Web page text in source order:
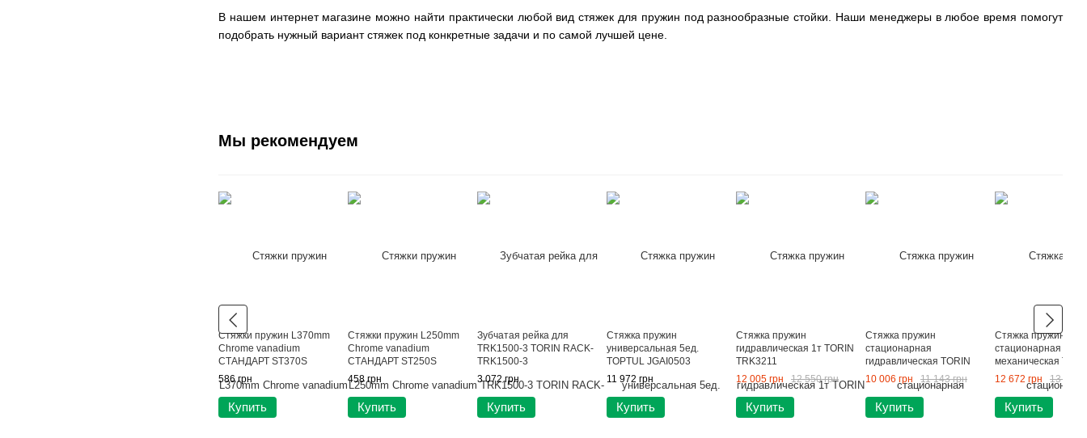
В нашем интернет магазине можно найти практически любой вид стяжек для пружин под разнообразные стойки. Наши менеджеры в любое время помогут
подобрать нужный вариант стяжек под конкретные задачи и по самой лучшей цене.
Мы рекомендуем
Стяжки пружин L370mm
Chrome vanadium
СТАНДАРТ ST370S
586 грн
Купить
Стяжки пружин L250mm
Chrome vanadium
СТАНДАРТ ST250S
458 грн
Купить
Зубчатая рейка для
TRK1500-3 TORIN RACK-
TRK1500-3
3 072 грн
Купить
Стяжка пружин
универсальная 5ед.
TOPTUL JGAI0503
11 972 грн
Купить
Стяжка пружин
гидравлическая 1т TORIN
TRK3211
12 005 грн
12 550 грн
Купить
Стяжка пружин
стационарная
гидравлическая TORIN
TRK1500-2
10 006 грн 11 143 грн
Купить
Стяжка пружин
стационарная
механическая
TRK1500-3
12 672 грн 13 441
Купить